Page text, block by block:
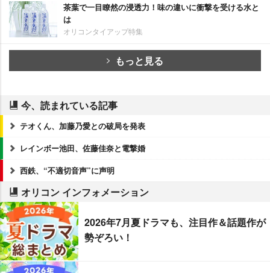
茶葉で一目瞭然の浸透力！味の違いに衝撃を受ける水と
は
オリコンタイアップ特集
もっと見る
今、読まれている記事
テオくん、加藤乃愛との破局を発表
レインボー池田、佐藤佳奈と電撃婚
西鉄、“不適切音声”に声明
オリコン インフォメーション
2026年7月夏ドラマも、注目作＆話題作が
勢ぞろい！